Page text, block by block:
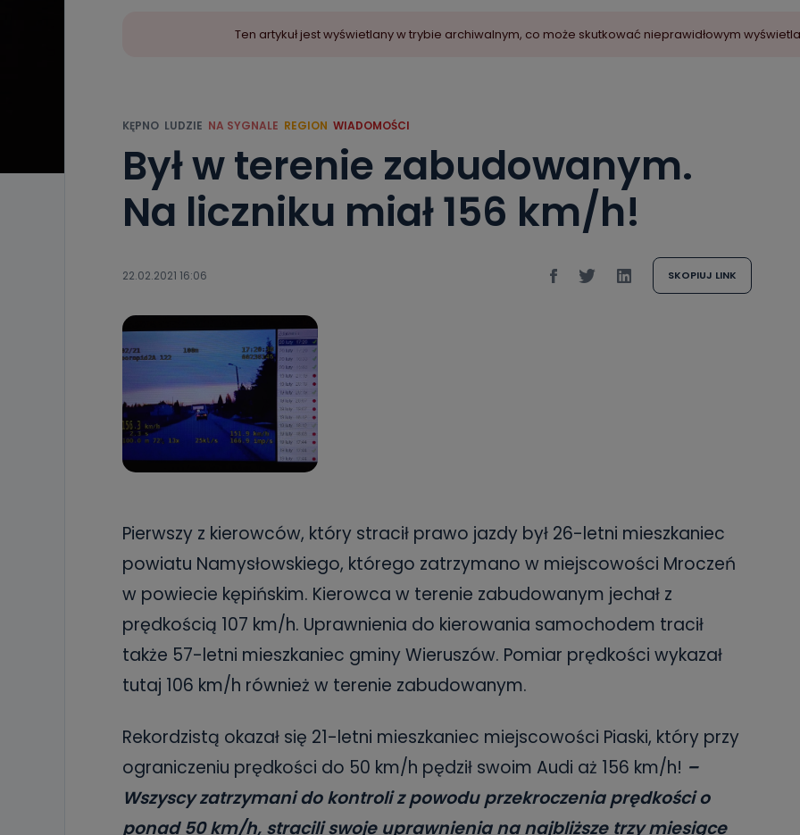
Ten artykuł jest wyświetlany w trybie archiwalnym, co może skutkować nieprawidłowym
KĘPNO LUDZIE NA SYGNALE REGION WIADOMOŚCI
Był w terenie zabudowanym.
Na liczniku miał 156 km/h!
22.02.2021 16:06 SKOPIUJ LINK
Pierwszy z kierowców, który stracił prawo jazdy był 26-letni mieszkaniec
powiatu Namysłowskiego, którego zatrzymano w miejscowości Mroczeń
w powiecie kępińskim. Kierowca w terenie zabudowanym jechał z
prędkością 107 km/h. Uprawnienia do kierowania samochodem tracił
także 57-letni mieszkaniec gminy Wieruszów. Pomiar prędkości wykazał
tutaj 106 km/h również w terenie zabudowanym.
Rekordzistą okazał się 21-letni mieszkaniec miejscowości Piaski, który przy
ograniczeniu prędkości do 50 km/h pędził swoim Audi aż 156 km/h! –
Wszyscy zatrzymani do kontroli z powodu przekroczenia prędkości o
ponad 50 km/h, stracili swoje uprawnienia na najbliższe trzy miesiące